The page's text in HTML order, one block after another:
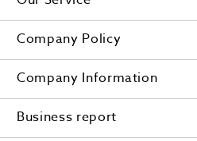
Company Policy
Company Information
Business report